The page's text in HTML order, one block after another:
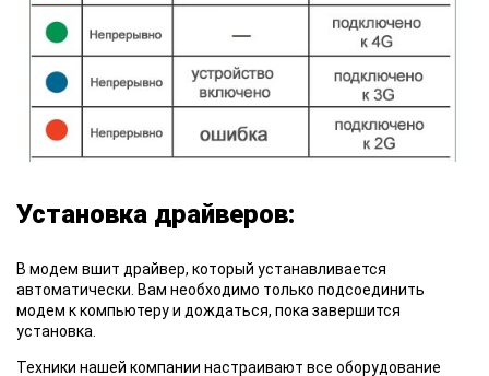
Установка драйверов:
В модем вшит драйвер, который устанавливается
автоматически. Вам необходимо только подсоединить
модем к компьютеру и дождаться, пока завершится
установка.
Техники нашей компании настраивают все оборудование